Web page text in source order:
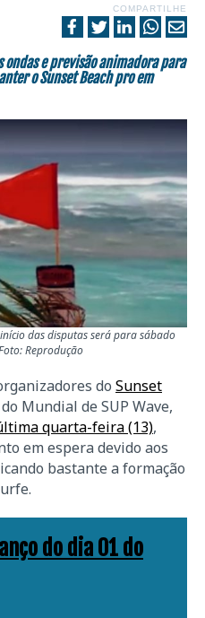
COMPARTILHE
e previsão animadora para
o Sunset Beach pro em
das disputas será para sábado
Reprodução
do Sunset
Mundial de SUP Wave,
quarta-feira (13),
em espera devido aos
bastante a formação
do dia 01 do